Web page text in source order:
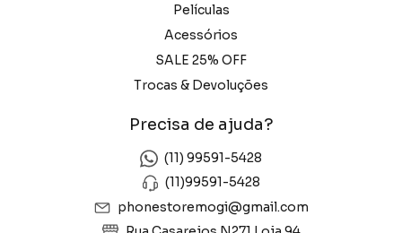
Películas
Acessórios
SALE 25% OFF
Trocas & Devoluções
Precisa de ajuda?
(11) 99591-5428
(11)99591-5428
phonestoremogi@gmail.com